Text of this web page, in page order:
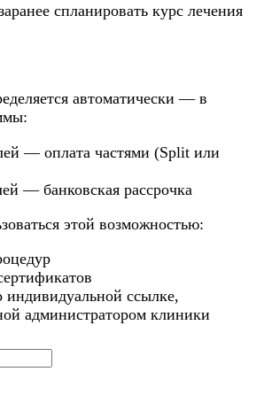
спланировать курс лечения
автоматически — в
— оплата частями (Split или
— банковская рассрочка
этой возможностью:
индивидуальной ссылке,
администратором клиники